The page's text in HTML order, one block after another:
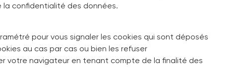
confidentialité des données.
pour vous signaler les cookies qui sont déposés
au cas par cas ou bien les refuser
votre navigateur en tenant compte de la finalité des